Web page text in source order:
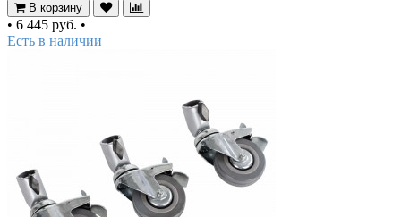
В корзину
• 6 445 руб. •
Есть в наличии